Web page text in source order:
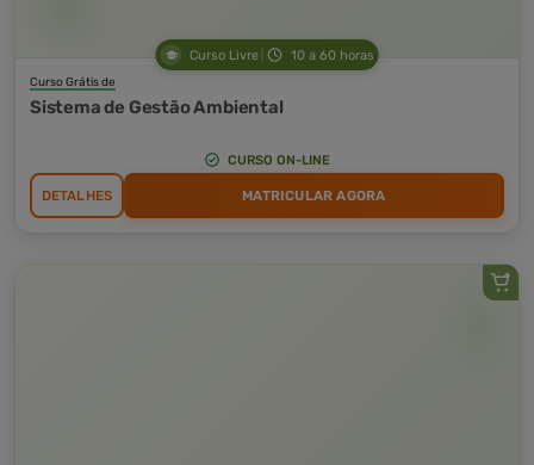
Curso Livre 10 a 60 horas
Curso Grátis de
Sistema de Gestão Ambiental
CURSO ON-LINE
DETALHES MATRICULAR AGORA